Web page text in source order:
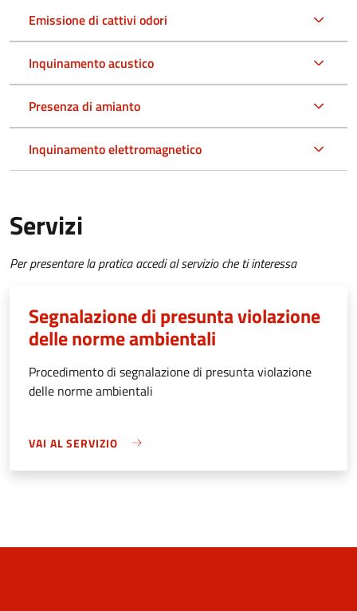
Emissione di cattivi odori
Inquinamento acustico
Presenza di amianto
Inquinamento elettromagnetico
Servizi
Per presentare la pratica accedi al servizio che ti interessa
Segnalazione di presunta violazione
delle norme ambientali
Procedimento di segnalazione di presunta violazione
delle norme ambientali
VAI AL SERVIZIO